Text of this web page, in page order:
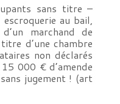
sans titre –
au bail,
marchand de
d’une chambre
non déclarés
000 € d’amende
jugement ! (art